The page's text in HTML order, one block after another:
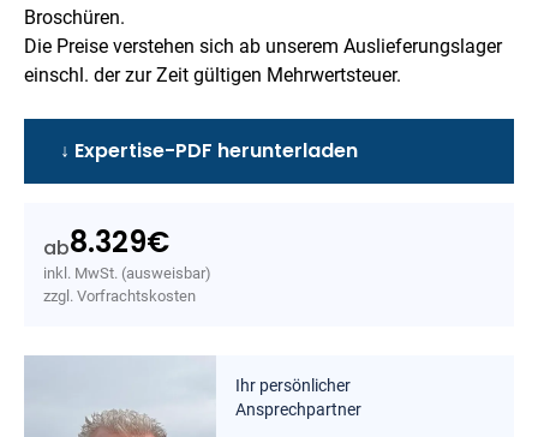
Broschüren.
Die Preise verstehen sich ab unserem Auslieferungslager
einschl. der zur Zeit gültigen Mehrwertsteuer.
↓ Expertise-PDF herunterladen
ab8.329€
inkl. MwSt. (ausweisbar)
zzgl. Vorfrachtskosten
Ihr persönlicher
Ansprechpartner